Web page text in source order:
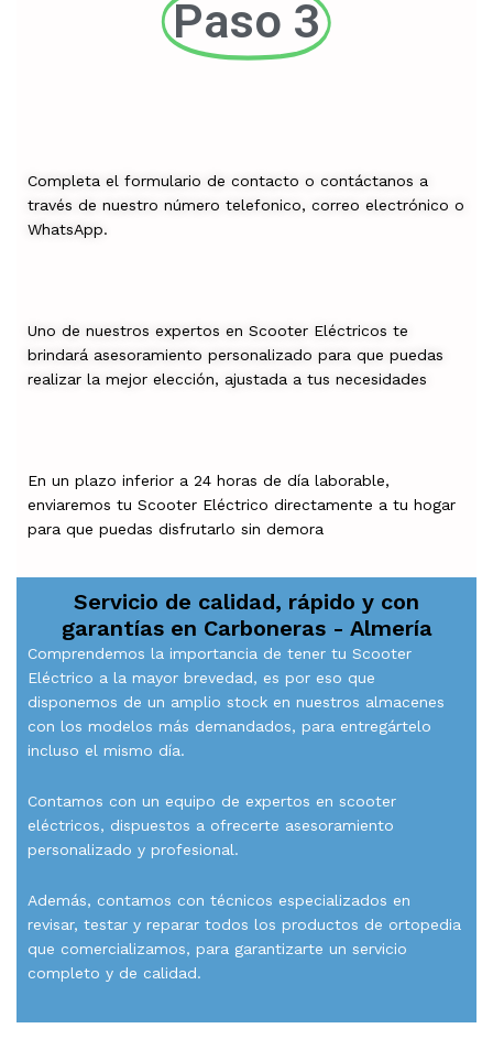
Paso 3
Completa el formulario de contacto o contáctanos a
través de nuestro número telefonico, correo electrónico o
WhatsApp.
Uno de nuestros expertos en Scooter Eléctricos te
brindará asesoramiento personalizado para que puedas
realizar la mejor elección, ajustada a tus necesidades
En un plazo inferior a 24 horas de día laborable,
enviaremos tu Scooter Eléctrico directamente a tu hogar
para que puedas disfrutarlo sin demora
Servicio de calidad, rápido y con
garantías en Carboneras - Almería
Comprendemos la importancia de tener tu Scooter
Eléctrico a la mayor brevedad, es por eso que
disponemos de un amplio stock en nuestros almacenes
con los modelos más demandados, para entregártelo
incluso el mismo día.
Contamos con un equipo de expertos en scooter
eléctricos, dispuestos a ofrecerte asesoramiento
personalizado y profesional.
Además, contamos con técnicos especializados en
revisar, testar y reparar todos los productos de ortopedia
que comercializamos, para garantizarte un servicio
completo y de calidad.